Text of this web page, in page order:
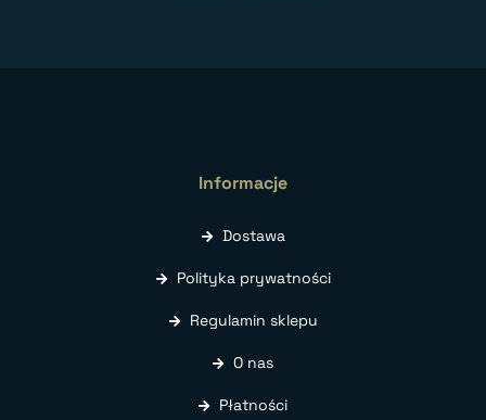
Informacje
Dostawa
Polityka prywatności
Regulamin sklepu
O nas
Płatności